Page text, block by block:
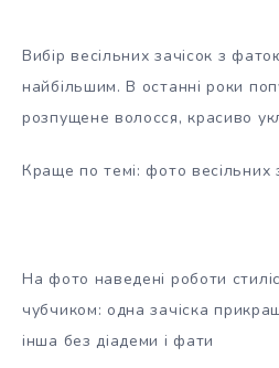
Вибір весільних зачісок з
найбільшим. В останні роки
розпущене волосся, красиво
Краще по темі: фото весільних
На фото наведені роботи
чубчиком: одна зачіска
інша без діадеми і фати